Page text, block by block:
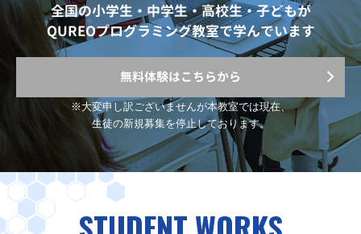
全国の小学生・中学生・高校生・子どもが
QUREOプログラミング教室で学んでいます
無料体験はこちらから
※大変申し訳ございませんが本教室では現在、
生徒の新規募集を停止しております。